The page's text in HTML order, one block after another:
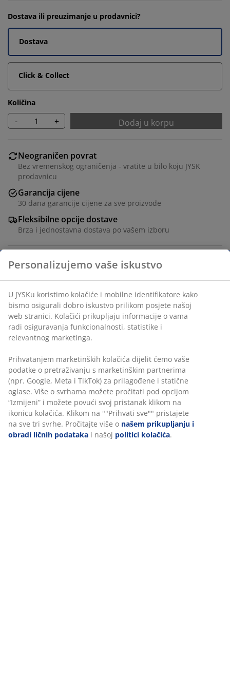
Dostava ili preuzimanje u prodavnici?
Dostava
Click & Collect
Količina
- + Dodaj u korpu
Neograničen povrat
Bez vremenskog ograničenja - vratite u bilo koju JYSK
prodavnicu
Garancija cijene
30 dana garancije cijene za sve proizvode
Fleksibilne opcije dostave
Brza i jednostavna dostava po vašem izboru
Teddy tkanina. Š46xV43xDub38 cm
šifra artikla: 3630090
Uputstvo za sastavljanje
Podaci o proizvodu
Recenzije
(26
Personalizujemo vaše iskustvo
U JYSKu koristimo kolačiće i mobilne identifikatore kako
bismo osigurali dobro iskustvo prilikom posjete našoj
web stranici. Kolačići prikupljaju informacije o vama
radi osiguravanja funkcionalnosti, statistike i
relevantnog marketinga.
Prihvatanjem marketinških kolačića dijelit ćemo vaše
podatke o pretraživanju s marketinškim partnerima
(npr. Google, Meta i TikTok) za prilagođene i statične
oglase. Više o svrhama možete pročitati pod opcijom
“Izmijeni” i možete povući svoj pristanak klikom na
ikonicu kolačića. Klikom na ""Prihvati sve"" pristajete
na sve tri svrhe. Pročitajte više o našem prikupljanju i
obradi ličnih podataka i našoj politici kolačića.